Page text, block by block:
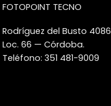
FOTOPOINT TECNO
Rodríguez del Busto 4086
Loc. 66 — Córdoba.
Teléfono: 351 481-9009